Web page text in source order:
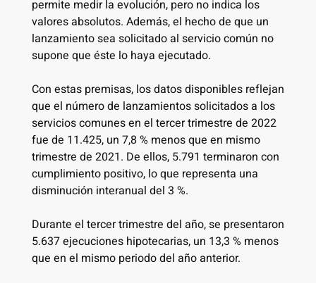
permite medir la evolución, pero no indica los
valores absolutos. Además, el hecho de que un
lanzamiento sea solicitado al servicio común no
supone que éste lo haya ejecutado.
Con estas premisas, los datos disponibles reflejan
que el número de lanzamientos solicitados a los
servicios comunes en el tercer trimestre de 2022
fue de 11.425, un 7,8 % menos que en mismo
trimestre de 2021. De ellos, 5.791 terminaron con
cumplimiento positivo, lo que representa una
disminución interanual del 3 %.
Durante el tercer trimestre del año, se presentaron
5.637 ejecuciones hipotecarias, un 13,3 % menos
que en el mismo periodo del año anterior.